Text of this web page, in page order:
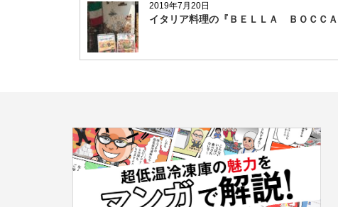
2019年7月20日
イタリア料理の『ＢＥＬＬＡ ＢＯＣＣＡ